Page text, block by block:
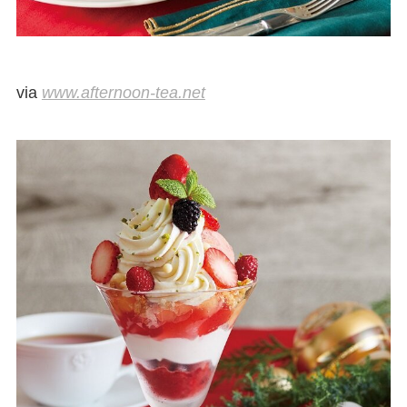
via www.afternoon-tea.net